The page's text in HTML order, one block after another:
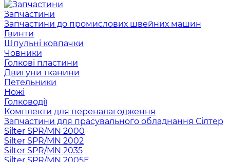
Запчастини
Запчастини до промислових швейних машин
Гвинти
Шпульні ковпачки
Човники
Голкові пластини
Двигуни тканини
Петельники
Ножі
Голководії
Комплекти для переналагодження
Запчастини для прасувального обладнання Сілтер
Silter SPR/MN 2000
Silter SPR/MN 2002
Silter SPR/MN 2035